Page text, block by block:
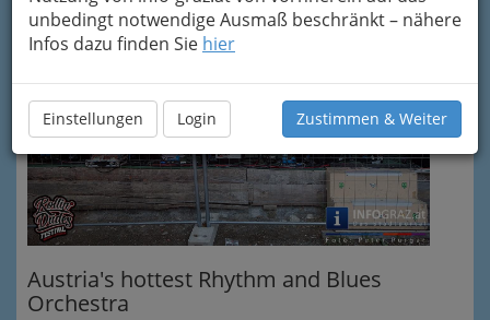
unbedingt notwendige Ausmaß beschränkt – nähere
Infos dazu finden Sie hier
Einstellungen Login Zustimmen & Weiter
Austria's hottest Rhythm and Blues
Orchestra